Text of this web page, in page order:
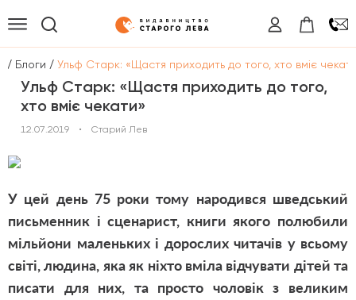
/ Блоги / Ульф Старк: «Щастя приходить до того, хто вміє
Ульф Старк: «Щастя приходить до того,
хто вміє чекати»
12.07.2019 • Старий Лев
У цей день 75 роки тому народився шведський
письменник і сценарист, книги якого полюбили
мільйони маленьких і дорослих читачів у всьому
світі, людина, яка як ніхто вміла відчувати дітей та
писати для них, та просто чоловік з великим